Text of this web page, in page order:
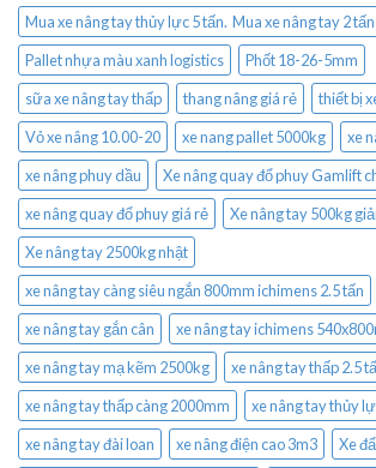
Mua xe nâng tay thủy lực 5 tấn. Mua xe nâng tay 2 tấn
Pallet nhựa màu xanh logistics
Phốt 18-26-5mm
sữa xe nâng tay thấp
thang nâng giá rẻ
thiết bị
Vỏ xe nâng 10.00-20
xe nang pallet 5000kg
xe
xe nâng phuy dầu
Xe nâng quay đổ phuy Gamlift
xe nâng quay đổ phuy giá rẻ
Xe nâng tay 500kg
Xe nâng tay 2500kg nhật
xe nâng tay càng siêu ngắn 800mm ichimens 2.5 tấn
xe nâng tay gắn cân
xe nâng tay ichimens
xe nâng tay mạ kẽm 2500kg
xe nâng tay thấp 2.5
xe nâng tay thấp càng 2000mm
xe nâng tay thủy
xe nâng tay đài loan
xe nâng điện cao 3m3
Xe